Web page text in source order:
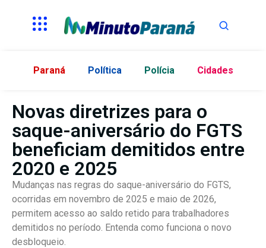
Paraná Política Polícia Cidades
Novas diretrizes para o
saque-aniversário do FGTS
beneficiam demitidos entre
2020 e 2025
Mudanças nas regras do saque-aniversário do FGTS,
ocorridas em novembro de 2025 e maio de 2026,
permitem acesso ao saldo retido para trabalhadores
demitidos no período. Entenda como funciona o novo
desbloqueio.